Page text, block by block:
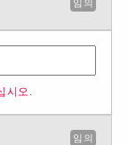
임의
시오.
임의